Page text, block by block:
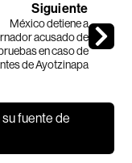
Siguiente
México detiene a
acusado de
en caso de
de Ayotzinapa
su fuente de